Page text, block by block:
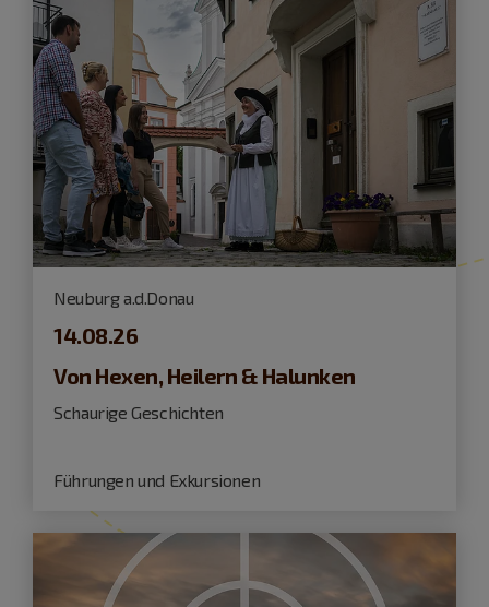
Neuburg a.d.Donau
14.08.26
Von Hexen, Heilern & Halunken
Schaurige Geschichten
Führungen und Exkursionen